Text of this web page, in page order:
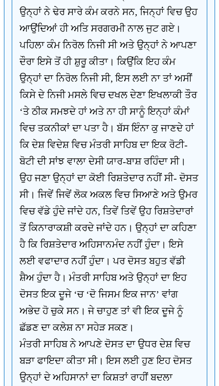
ਉਨ੍ਹਾਂ ਨੇ ਢੇਰ ਸਾਰੇ ਕੰਮ ਕਰਨੇ ਸਨ, ਜਿਨ੍ਹਾਂ ਵਿਚ ਉਹ
ਆਉਂਦਿਆਂ ਹੀ ਅਤਿ ਸਰਗਰਮੀ ਨਾਲ ਜੁਟ ਗਏ।
ਪਹਿਲਾ ਕੰਮ ਨਿਰੋਲ ਨਿਜੀ ਸੀ ਅਤੇ ਉਨ੍ਹਾਂ ਨੇ ਆਪਣਾ
ਦੌਰਾ ਇਸੇ ਤੋਂ ਹੀ ਸ਼ੁਰੂ ਕੀਤਾ। ਕਿਉਂਕਿ ਇਹ ਕੰਮ
ਉਨ੍ਹਾਂ ਦਾ ਨਿਰੋਲ ਨਿਜੀ ਸੀ, ਇਸ ਲਈ ਨਾ ਤਾਂ ਅਸੀਂ
ਕਿਸੇ ਦੇ ਨਿਜੀ ਮਸਲੇ ਵਿਚ ਦਖਲ ਦੇਣਾ ਇਖਲਾਕੀ ਤੌਰ
‘ਤੇ ਠੀਕ ਸਮਝਦੇ ਹਾਂ ਅਤੇ ਨਾ ਹੀ ਸਾਨੂੰ ਇਨ੍ਹਾਂ ਕੰਮਾਂ
ਵਿਚ ਤਕਨੀਕਾਂ ਦਾ ਪਤਾ ਹੈ। ਬੱਸ ਇੰਨਾ ਕੁ ਜਾਣਦੇ ਹਾਂ
ਕਿ ਦੇਸ਼ ਵਿਦੇਸ਼ ਵਿਚ ਮੰਤਰੀ ਸਾਹਿਬ ਦਾ ਇਕ ਰੋਟੀ-
ਬੋਟੀ ਦੀ ਸਾਂਝ ਵਾਲਾ ਦੇਸੀ ਯਾਰ-ਬਾਸ਼ ਰਹਿੰਦਾ ਸੀ।
ਉਹ ਜਣਾ ਉਨ੍ਹਾਂ ਦਾ ਕੋਈ ਰਿਸ਼ਤੇਦਾਰ ਨਹੀਂ ਸੀ- ਦੋਸਤ
ਸੀ। ਜਿਵੇਂ ਜਿਵੇਂ ਲੋਕ ਅਕਲ ਵਿਚ ਸਿਆਣੇ ਅਤੇ ਉਮਰ
ਵਿਚ ਵੱਡੇ ਹੁੰਦੇ ਜਾਂਦੇ ਹਨ, ਤਿਵੇਂ ਤਿਵੇਂ ਉਹ ਰਿਸ਼ਤੇਦਾਰਾਂ
ਤੋਂ ਕਿਨਾਰਾਕਸ਼ੀ ਕਰਦੇ ਜਾਂਦੇ ਹਨ। ਉਨ੍ਹਾਂ ਦਾ ਕਹਿਣਾ
ਹੈ ਕਿ ਰਿਸ਼ਤੇਦਾਰ ਅਹਿਸਾਨਮੰਦ ਨਹੀਂ ਹੁੰਦਾ। ਇਸੇ
ਲਈ ਵਫਾਦਾਰ ਨਹੀਂ ਹੁੰਦਾ। ਪਰ ਦੋਸਤ ਬਹੁਤ ਵੱਡੀ
ਸ਼ੈਅ ਹੁੰਦਾ ਹੈ। ਮੰਤਰੀ ਸਾਹਿਬ ਅਤੇ ਉਨ੍ਹਾਂ ਦਾ ਇਹ
ਦੋਸਤ ਇਕ ਦੂਜੇ ‘ਚ ‘ਦੋ ਜਿਸਮ ਇਕ ਜਾਨ’ ਵਾਂਗ
ਅਭੇਦ ਹੋ ਚੁਕੇ ਸਨ। ਜੇ ਚਾਹੁਣ ਤਾਂ ਵੀ ਇਕ ਦੂਜੇ ਨੂੰ
ਛੱਡਣ ਦਾ ਕਲੇਸ਼ ਨਾ ਸਹੇੜ ਸਕਣ।
ਮੰਤਰੀ ਸਾਹਿਬ ਨੇ ਆਪਣੇ ਦੋਸਤ ਦਾ ਉਧਰ ਦੇਸ਼ ਵਿਚ
ਬੜਾ ਫਾਇਦਾ ਕੀਤਾ ਸੀ। ਇਸ ਲਈ ਹੁਣ ਇਹ ਦੋਸਤ
ਉਨ੍ਹਾਂ ਦੇ ਅਹਿਸਾਨਾਂ ਦਾ ਕਿਸ਼ਤਾਂ ਰਾਹੀਂ ਬਦਲਾ